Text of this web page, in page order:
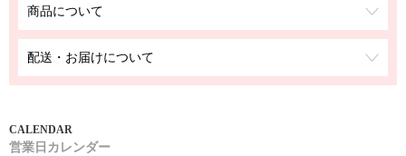
商品について
配送・お届けについて
営業日カレンダー